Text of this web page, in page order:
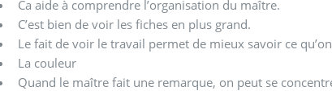
Ca aide à comprendre l’organisation du maître.
C’est bien de voir les fiches en plus grand.
Le fait de voir le travail permet de mieux savoir ce
La couleur
Quand le maître fait une remarque, on peut se